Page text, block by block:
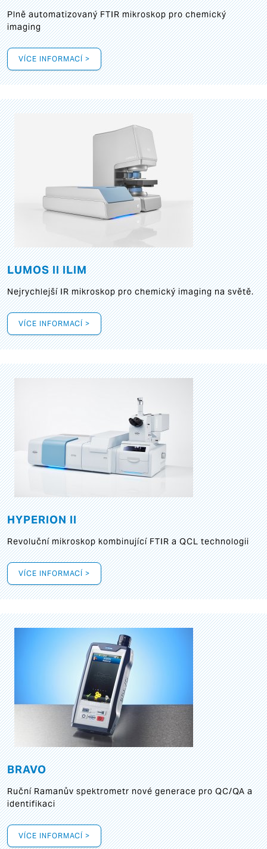
Plně automatizovaný FTIR mikroskop pro chemický
imaging
VÍCE INFORMACÍ >
LUMOS II ILIM
Nejrychlejší IR mikroskop pro chemický imaging na světě.
VÍCE INFORMACÍ >
HYPERION II
Revoluční mikroskop kombinující FTIR a QCL technologii
VÍCE INFORMACÍ >
BRAVO
Ruční Ramanův spektrometr nové generace pro QC/QA a
identifikaci
VÍCE INFORMACÍ >